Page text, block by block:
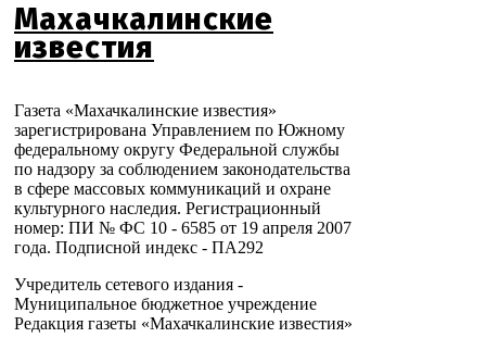
Махачкалинские
известия
Газета «Махачкалинские известия»
зарегистрирована Управлением по Южному
федеральному округу Федеральной службы
по надзору за соблюдением законодательства
в сфере массовых коммуникаций и охране
культурного наследия. Регистрационный
номер: ПИ № ФС 10 - 6585 от 19 апреля 2007
года. Подписной индекс - ПА292
Учредитель сетевого издания -
Муниципальное бюджетное учреждение
Редакция газеты «Махачкалинские известия»